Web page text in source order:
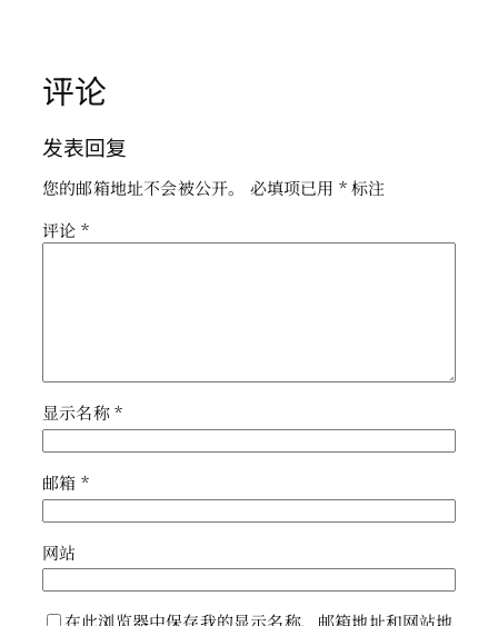
评论
发表回复
您的邮箱地址不会被公开。 必填项已用 *标注
评论 *
显示名称*
邮箱 *
网站
在此浏览器中保存我的显示名称、邮箱地址和网站地